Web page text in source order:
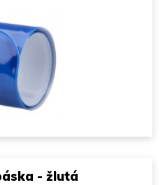
- žlutá